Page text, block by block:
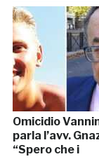
Omicidio
parla l’avv.
“Spero che i